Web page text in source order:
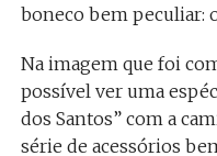
boneco bem peculiar:
Na imagem que foi
possível ver uma
dos Santos” com a
série de acessórios